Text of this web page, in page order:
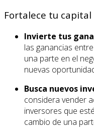
Fortalece tu capital
Invierte tus
las ganancias
una parte en el
nuevas
Busca nuevos
considera vender
inversores que
cambio de una